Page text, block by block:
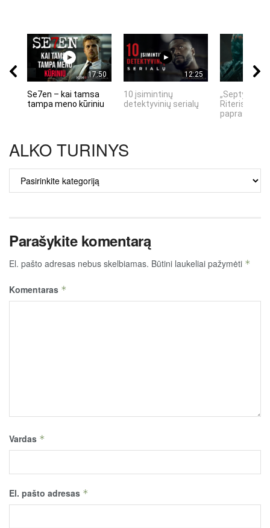
17:50
Se7en – kai tamsa
tampa meno kūriniu
12:25
10 įsimintinų
detektyvinių serialų
„Septynių
Riteris" – kai
ALKO TURINYS
ALKO
TURINYS
Parašykite komentarą
El. pašto adresas nebus skelbiamas. Būtini laukeliai pažymėti *
Komentaras *
Vardas *
El. pašto adresas *